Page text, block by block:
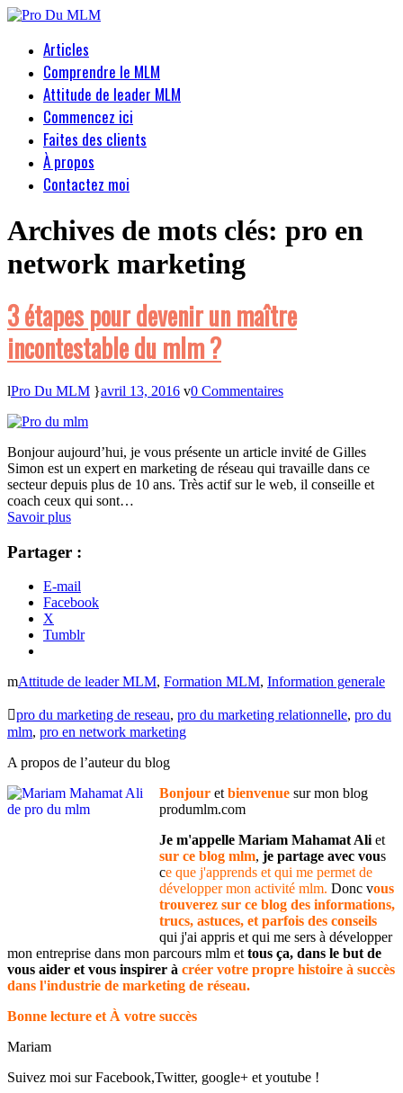
Articles
Comprendre le MLM
Attitude de leader MLM
Commencez ici
Faites des clients
À propos
Contactez moi
Archives de mots clés: pro en
network marketing
3 étapes pour devenir un maître
incontestable du mlm ?
Pro Du MLM avril 13, 2016 0 Commentaires
Bonjour aujourd’hui, je vous présente un article invité de Gilles
Simon est un expert en marketing de réseau qui travaille dans ce
secteur depuis plus de 10 ans. Très actif sur le web, il conseille et
coach ceux qui sont…
Savoir plus
Partager :
E-mail
Facebook
X
Tumblr
Attitude de leader MLM, Formation MLM, Information generale
pro du marketing de reseau, pro du marketing relationnelle, pro du
mlm, pro en network marketing
A propos de l’auteur du blog
Bonjour et bienvenue sur mon blog
produmlm.com
Je m'appelle Mariam Mahamat Ali et
sur ce blog mlm, je partage avec vous
ce que j'apprends et qui me permet de
développer mon activité mlm. Donc vous
trouverez sur ce blog des informations,
trucs, astuces, et parfois des conseils
qui j'ai appris et qui me sers à développer
mon entreprise dans mon parcours mlm et tous ça, dans le but de
vous aider et vous inspirer à créer votre propre histoire à succès
dans l'industrie de marketing de réseau.
Bonne lecture et À votre succès
Mariam
Suivez moi sur Facebook,Twitter, google+ et youtube !